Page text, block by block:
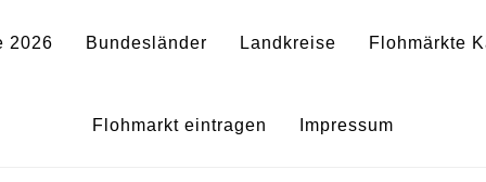
2026 Bundesländer Landkreise Flohmärkte
Flohmarkt eintragen Impressum